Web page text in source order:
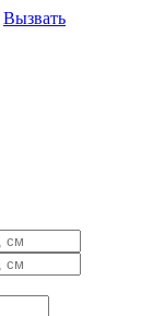
Вызвать